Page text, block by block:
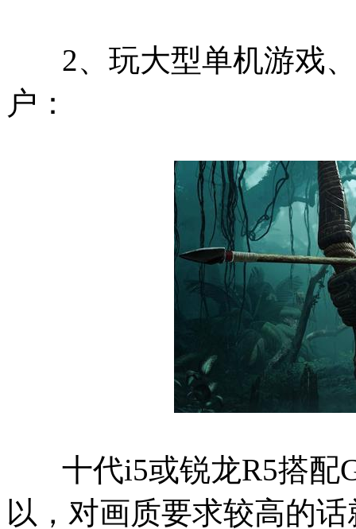
2、玩大型单机游戏、
户：
十代i5或锐龙R5搭配
以，对画质要求较高的